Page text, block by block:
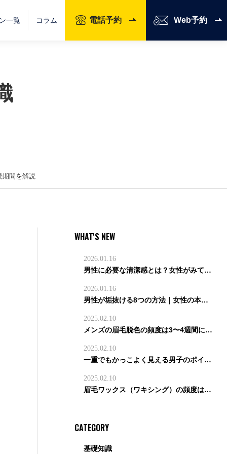
一覧 コラム 電話予約 Web予約
期間を解説
WHAT'S NEW
2026.01.16
男性に必要な清潔感とは？女性がみているポイントと改善策を徹底解説
2026.01.16
男性が垢抜ける8つの方法｜女性の本音＆初デートで見られているポイントも公開！
2025.02.10
メンズの眉毛脱色の頻度は3〜4週間に1回が目安｜濃さ別・失敗しない間隔を解説【メンズ眉毛サロン監修】
2025.02.10
一重でもかっこよく見える男子のポイントとは？一重男子に似合う眉の形と目力を上げるコツ
2025.02.10
眉毛ワックス（ワキシング）の頻度はどのくらいが適切？効果・通うペース・眉毛サロンの選び方を解説【メンズ眉毛サロン監修】
CATEGORY
基礎知識